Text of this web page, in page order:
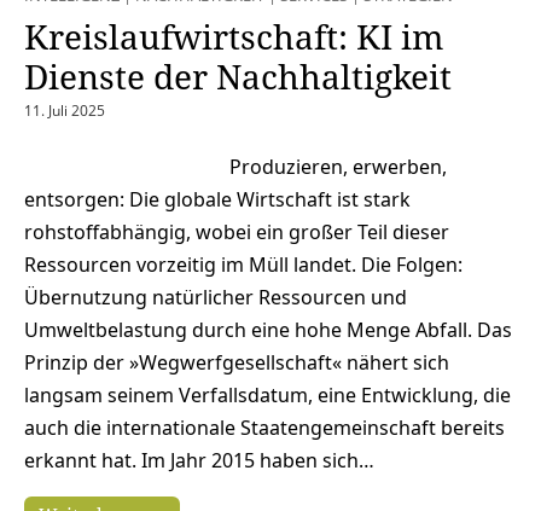
Kreislaufwirtschaft: KI im
Dienste der Nachhaltigkeit
11. Juli 2025
Produzieren, erwerben,
entsorgen: Die globale Wirtschaft ist stark
rohstoffabhängig, wobei ein großer Teil dieser
Ressourcen vorzeitig im Müll landet. Die Folgen:
Übernutzung natürlicher Ressourcen und
Umweltbelastung durch eine hohe Menge Abfall. Das
Prinzip der »Wegwerfgesellschaft« nähert sich
langsam seinem Verfallsdatum, eine Entwicklung, die
auch die internationale Staatengemeinschaft bereits
erkannt hat. Im Jahr 2015 haben sich…